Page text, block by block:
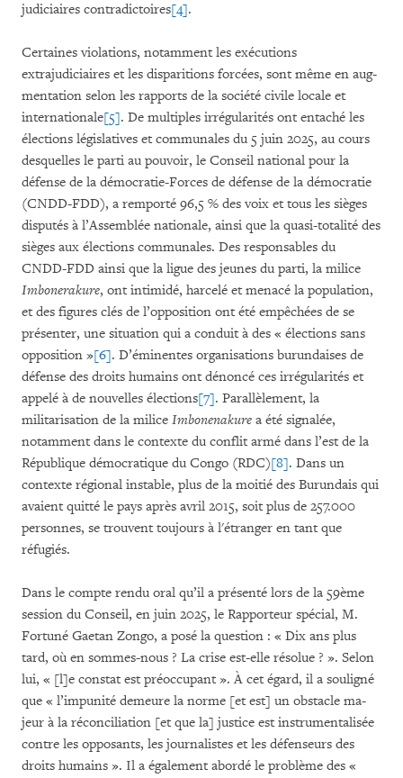
judiciaires contradictoires[4].
Certaines violations, notamment les exécutions
extrajudiciaires et les disparitions forcées, sont même en aug­
mentation selon les rapports de la société civile locale et
internationale[5]. De multiples irrégularités ont entaché les
élections législatives et communales du 5 juin 2025, au cours
desquelles le parti au pouvoir, le Conseil national pour la
défense de la démocratie-Forces de défense de la démocratie
(CNDD-FDD), a remporté 96,5 % des voix et tous les sièges
disputés à l’Assemblée nationale, ainsi que la quasi-totalité des
sièges aux élections communales. Des responsables du
CNDD-FDD ainsi que la ligue des jeunes du parti, la milice
Imbonerakure, ont intimidé, harcelé et menacé la population,
et des figures clés de l’opposition ont été empêchées de se
présenter, une situation qui a conduit à des « élections sans
opposition »[6]. D’éminentes organisations burundaises de
défense des droits humains ont dénoncé ces irrégularités et
appelé à de nouvelles élections[7]. Parallèlement, la
militarisation de la milice Imbonenakure a été signalée,
notamment dans le contexte du conflit armé dans l’est de la
République démocratique du Congo (RDC)[8]. Dans un
contexte régional instable, plus de la moitié des Burundais qui
avaient quitté le pays après avril 2015, soit plus de 257.000
personnes, se trou­vent tou­jours à l'étranger en tant que
réfugiés.
Dans le compte rendu oral qu’il a présenté lors de la 59ème
session du Conseil, en juin 2025, le Rapporteur spécial, M.
Fortuné Gaetan Zongo, a posé la question : « Dix ans plus
tard, où en sommes-nous ? La crise est-elle résolue ? ». Selon
lui, « [l]e constat est préoccupant ». À cet égard, il a souligné
que « l’impunité demeure la norme [et est] un obstacle ma­
jeur à la réconciliation [et que la] justice est instrumentalisée
contre les opposants, les journalistes et les dé­fenseurs des
droits humains ». Il a également abordé le pro­blème des «